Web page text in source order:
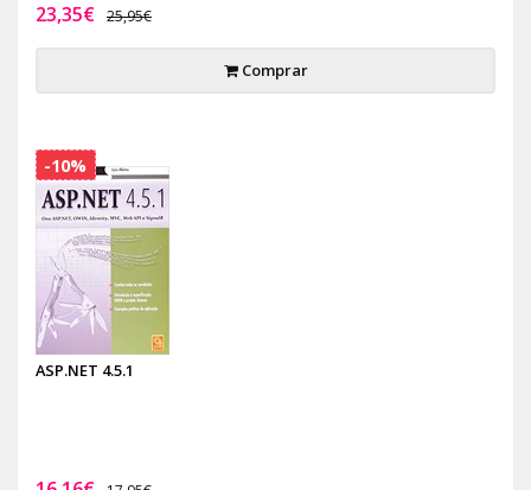
23,35€ 25,95€
Comprar
ASP.NET 4.5.1
-10%